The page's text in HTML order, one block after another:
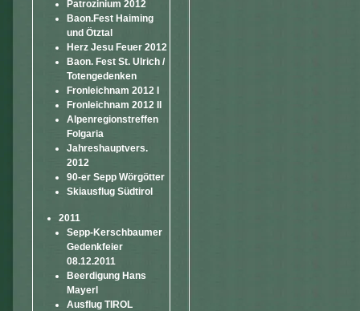
Patrozinium 2012
Baon.Fest Haiming
und Ötztal
Herz Jesu Feuer 2012
Baon. Fest St. Ulrich /
Totengedenken
Fronleichnam 2012 I
Fronleichnam 2012 II
Alpenregionstreffen
Folgaria
Jahreshauptvers.
2012
90-er Sepp Wörgötter
Skiausflug Südtirol
2011
Sepp-Kerschbaumer
Gedenkfeier
08.12.2011
Beerdigung Hans
Mayerl
Ausflug TIROL